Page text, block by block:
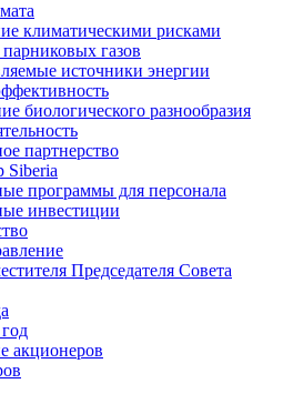
климатическими рисками
газов
источники энергии
биологического разнообразия
партнерство
Siberia
программы для персонала
инвестиции
Председателя Совета
акционеров